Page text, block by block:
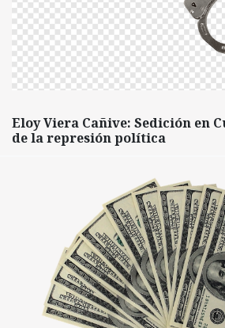
Eloy Viera Cañive: Sedición en
de la represión política